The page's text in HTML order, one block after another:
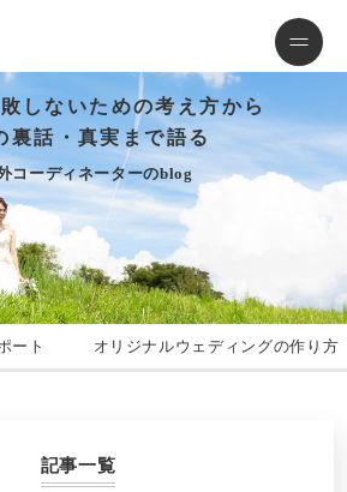
しないための考え方から
裏話・真実まで語る
コーディネーターのblog
ート オリジナルウェディングの作り方
記事一覧